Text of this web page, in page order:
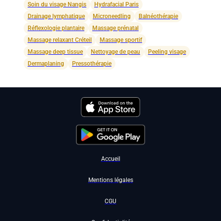
Soin du visage Nangis
Hydrafacial Paris
Drainage lymphatique
Microneedling
Balnéothérapie
Réflexologie plantaire
Massage prénatal
Massage relaxant Créteil
Massage sportif
Massage deep tissue
Nettoyage de peau
Peeling visage
Dermaplaning
Pressothérapie
Accueil
Mentions légales
CGU